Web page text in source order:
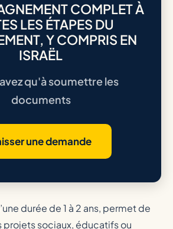
COMPLET À
LES ÉTAPES DU
Y COMPRIS EN
ISRAËL
qu'à soumettre les
documents
une demande
durée de 1 à 2 ans, permet de
projets sociaux, éducatifs ou